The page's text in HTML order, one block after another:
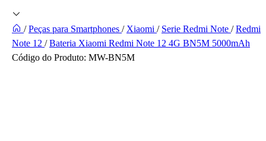
/ Peças para Smartphones / Xiaomi / Serie Redmi Note / Redmi
Note 12 / Bateria Xiaomi Redmi Note 12 4G BN5M 5000mAh
Código do Produto: MW-BN5M